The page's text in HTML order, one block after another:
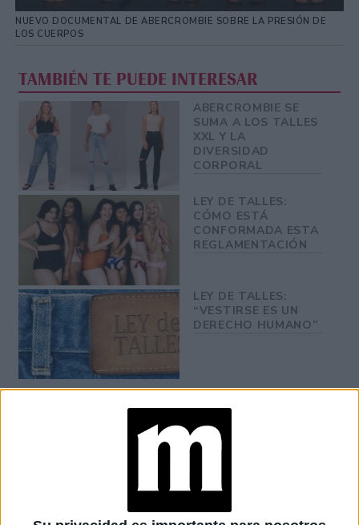
NUEVO DOCUMENTAL DE ABERCROMBIE SOBRE LA PRESIÓN DE
LOS CUERPOS
TAMBIÉN TE PUEDE INTERESAR
ABERCROMBIE SE
SUMA A LOS TALLES
XXL Y LA
DIVERSIDAD
CORPORAL
LEY DE TALLES:
CÓMO ESTÁ
CONFORMADA ESTA
REGLAMENTACIÓN
LEY DE TALLES:
“VESTIRSE ES UN
DERECHO HUMANO”
cambio de enfoqueviene de la mano de una nueva
dirección, que pretende derribar años de ataques a la firma